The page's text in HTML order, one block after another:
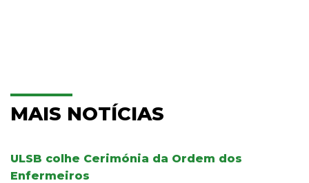
MAIS NOTÍCIAS
ULSB colhe Cerimónia da Ordem dos
Enfermeiros